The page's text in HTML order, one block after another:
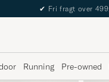
The
Running Pre-owned